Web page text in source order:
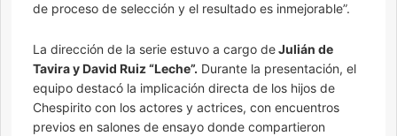
de proceso de selección y el resultado es inmejorable”.
La dirección de la serie estuvo a cargo deJulián de
Tavira y David Ruiz “Leche”. Durante la presentación, el
equipo destacó la implicación directa de los hijos de
Chespirito con los actores y actrices, con encuentros
previos en salones de ensayo donde compartieron